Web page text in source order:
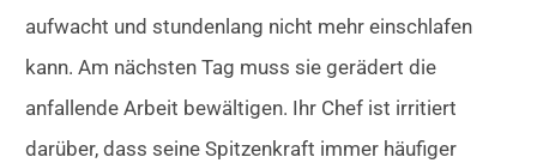
aufwacht und stundenlang nicht mehr einschlafen
kann. Am nächsten Tag muss sie gerädert die
anfallende Arbeit bewältigen. Ihr Chef ist irritiert
darüber, dass seine Spitzenkraft immer häufiger